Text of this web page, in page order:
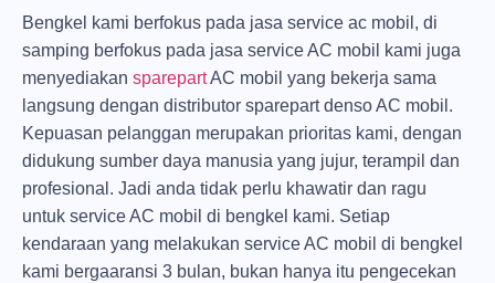
Bengkel kami berfokus pada jasa service ac mobil, di
samping berfokus pada jasa service AC mobil kami juga
menyediakan sparepartAC mobil yang bekerja sama
langsung dengan distributor sparepart denso AC mobil.
Kepuasan pelanggan merupakan prioritas kami, dengan
didukung sumber daya manusia yang jujur, terampil dan
profesional. Jadi anda tidak perlu khawatir dan ragu
untuk service AC mobil di bengkel kami. Setiap
kendaraan yang melakukan service AC mobil di bengkel
kami bergaaransi 3 bulan, bukan hanya itu pengecekan